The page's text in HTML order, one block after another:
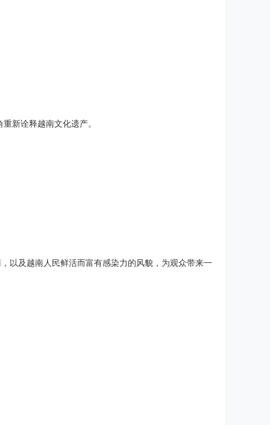
新诠释越南文化遗产。
以及越南人民鲜活而富有感染力的风貌，为观众带来一